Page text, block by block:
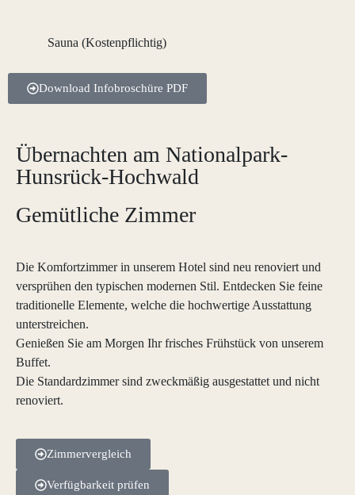
Sauna (Kostenpflichtig)
Download Infobroschüre PDF
Übernachten am Nationalpark-
Hunsrück-Hochwald
Gemütliche Zimmer
Die Komfortzimmer in unserem Hotel sind neu renoviert und
versprühen den typischen modernen Stil. Entdecken Sie feine
traditionelle Elemente, welche die hochwertige Ausstattung
unterstreichen.
Genießen Sie am Morgen Ihr frisches Frühstück von unserem
Buffet.
Die Standardzimmer sind zweckmäßig ausgestattet und nicht
renoviert.
Zimmervergleich
Verfügbarkeit prüfen